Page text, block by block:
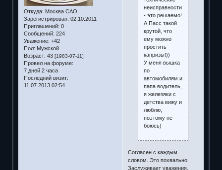
Откуда: Москва САО
Зарегистрирован: 02.10.2011
Приглашений: 0
Сообщений: 224
Уважение: +42
Пол: Мужской
Возраст: 43 [1983-07-11]
Провел на форуме:
7 дней 2 часа
Последний визит:
11.07.2013 02:54
неисправности
- это решаемо!
А Пасс такой
крутой, что
ему можно
простить
капризы!))
У меня вышка
по
автомобилям и
папа водитель,
я железяки с
детства вижу и
люблю,
поэтому не
боюсь)
Согласен с каждым
словом. Это похвально.
Заслуживает уважения.